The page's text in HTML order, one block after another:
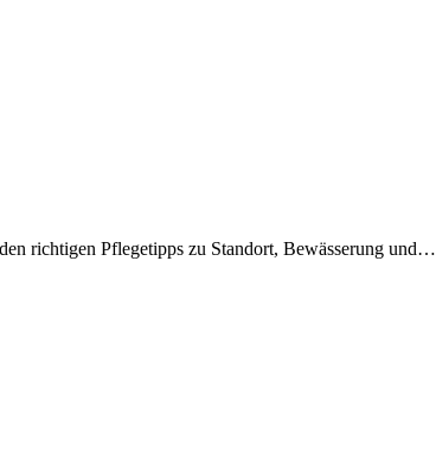
richtigen Pflegetipps zu Standort, Bewässerung und…